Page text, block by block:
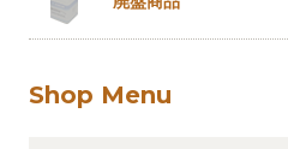
Shop Menu